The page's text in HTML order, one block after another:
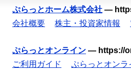
ぷらっとホーム株式会社 —
会社概要
株主・投資家情報
ぷらっとオンライン — https://
ご利用ガイド
ぷらっとオンラ